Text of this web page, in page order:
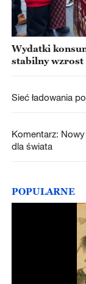
Wydatki
stabilny wzrost
Sieć ładowania
Komentarz:
dla świata
POPULARNE